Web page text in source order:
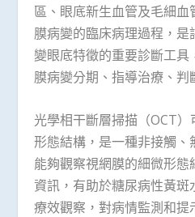
區、眼底新生血管及毛細
膜病變的臨床病理過程，
變眼底特徵的重要診斷工
膜病變分期、指導治療、判
光學相干斷層掃描（OCT
形態結構，是一種非接觸、
能夠觀察視網膜的細微形
資訊，有助於糖尿病性黃
療效觀察，對病情監測和提